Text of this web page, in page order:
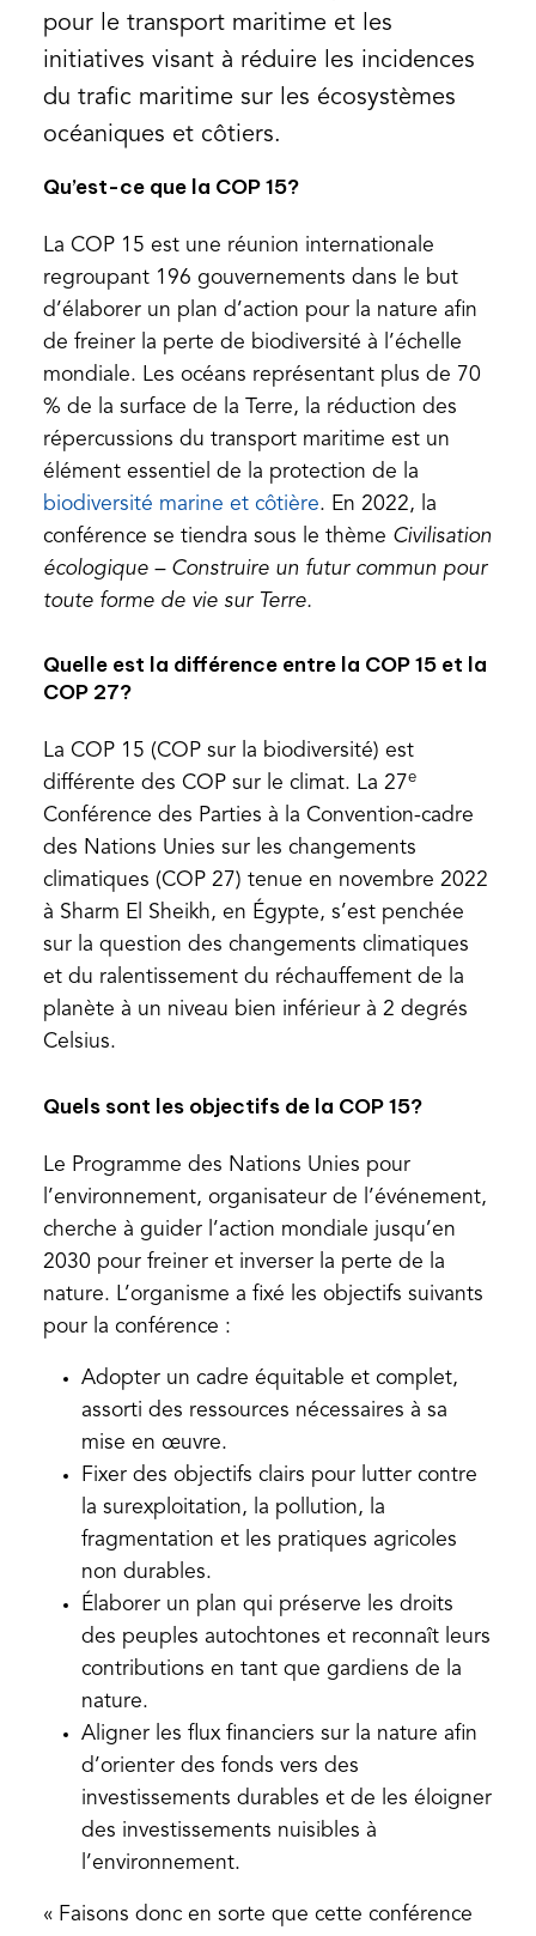
a
new
tab)
pour le transport maritime et les
initiatives visant à réduire les incidences
du trafic maritime sur les écosystèmes
océaniques et côtiers.
Qu’est-ce que la COP 15?
La COP 15 est une réunion internationale
regroupant 196 gouvernements dans le but
d’élaborer un plan d’action pour la nature afin
de freiner la perte de biodiversité à l’échelle
mondiale. Les océans représentant plus de 70
% de la surface de la Terre, la réduction des
répercussions du transport maritime est un
élément essentiel de la protection de la
biodiversité marine et côtière(opens
in
a
. En 2022, la
conférence se tiendra sous le thème Civilisation
écologique – Construire un futur commun pour
toute forme de vie sur Terre.
Quelle est la différence entre la COP 15 et la
COP 27?
La COP 15 (COP sur la biodiversité) est
différente des COP sur le climat. La 27e
Conférence des Parties à la Convention-cadre
des Nations Unies sur les changements
climatiques (COP 27) tenue en novembre 2022
à Sharm El Sheikh, en Égypte, s’est penchée
sur la question des changements climatiques
et du ralentissement du réchauffement de la
planète à un niveau bien inférieur à 2 degrés
Celsius.
Quels sont les objectifs de la COP 15?
Le Programme des Nations Unies pour
l’environnement, organisateur de l’événement,
cherche à guider l’action mondiale jusqu’en
2030 pour freiner et inverser la perte de la
nature. L’organisme a fixé les objectifs suivants
pour la conférence :
Adopter un cadre équitable et complet,
assorti des ressources nécessaires à sa
mise en œuvre.
Fixer des objectifs clairs pour lutter contre
la surexploitation, la pollution, la
fragmentation et les pratiques agricoles
non durables.
Élaborer un plan qui préserve les droits
des peuples autochtones et reconnaît leurs
contributions en tant que gardiens de la
nature.
Aligner les flux financiers sur la nature afin
d’orienter des fonds vers des
investissements durables et de les éloigner
des investissements nuisibles à
l’environnement.
« Faisons donc en sorte que cette conférence